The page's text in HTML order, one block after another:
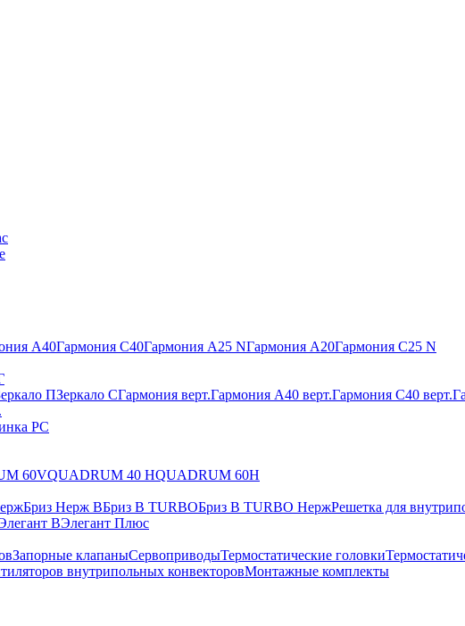
А40Гармония С40Гармония А25 NГармония А20Гармония С25 N
ПЗеркало СГармония верт.Гармония А40 верт.Гармония С40 верт.
РС
60VQUADRUM 40 HQUADRUM 60H
Бриз Нерж ВБриз В TURBOБриз В TURBO НержРешетка для
ВЭлегант Плюс
Запорные клапаныСервоприводыТермостатические головки
внутрипольных конвекторовМонтажные комплекты